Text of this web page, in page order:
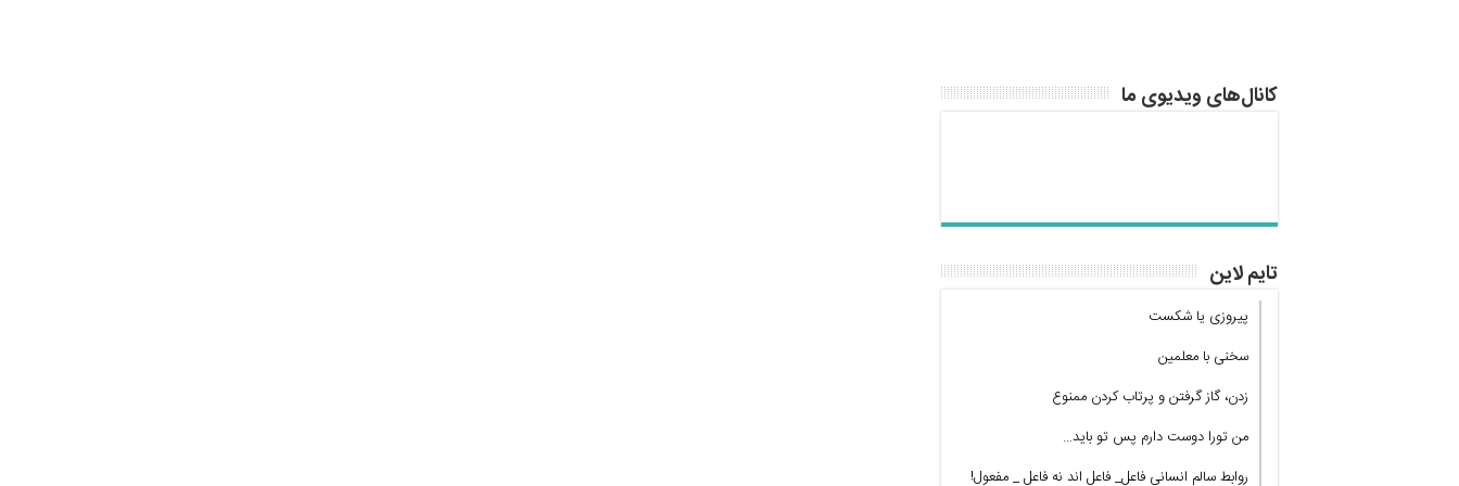
کانال‌های ویدیوی ما
تایم لاین
پیروزی یا شکست
سخنی با معلمین
زدن، گاز گرفتن و پرتاب کردن ممنوع
من تورا دوست دارم پس تو باید…
روابط سالم انسانی فاعل_ فاعل اند نه فاعل _ مفعول!